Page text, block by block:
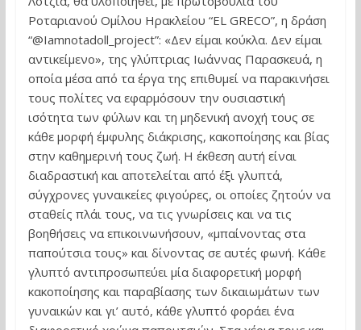
Ροταριανού Ομίλου Ηρακλείου “EL GRECO”, η δράση
“@Ιamnotadoll_project”: «Δεν είμαι κούκλα. Δεν είμαι
αντικείμενο», της γλύπτριας Ιωάννας Παρασκευά, η
οποία μέσα από τα έργα της επιθυμεί να παρακινήσει
τους πολίτες να εφαρμόσουν την ουσιαστική
ισότητα των φύλων και τη μηδενική ανοχή τους σε
κάθε μορφή έμφυλης διάκρισης, κακοποίησης και βίας
στην καθημερινή τους ζωή. Η έκθεση αυτή είναι
διαδραστική και αποτελείται από έξι γλυπτά,
σύγχρονες γυναικείες φιγούρες, οι οποίες ζητούν να
σταθείς πλάι τους, να τις γνωρίσεις και να τις
βοηθήσεις να επικοινωνήσουν, «μπαίνοντας στα
παπούτσια τους» και δίνοντας σε αυτές φωνή. Κάθε
γλυπτό αντιπροσωπεύει μία διαφορετική μορφή
κακοποίησης και παραβίασης των δικαιωμάτων των
γυναικών και γι’ αυτό, κάθε γλυπτό φοράει ένα